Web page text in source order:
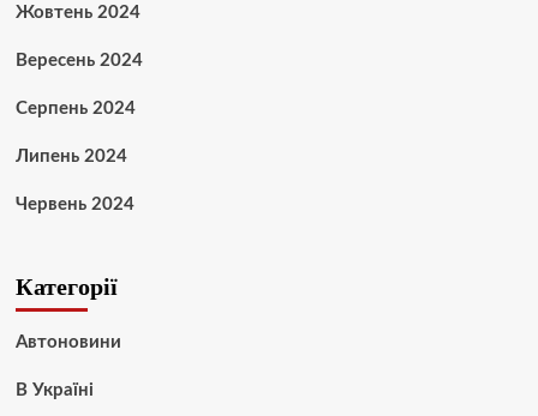
Жовтень 2024
Вересень 2024
Серпень 2024
Липень 2024
Червень 2024
Категорії
Автоновини
В Україні